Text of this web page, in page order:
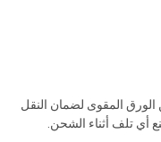
الورق المقوى لضمان النقل
أي تلف أثناء الشحن.